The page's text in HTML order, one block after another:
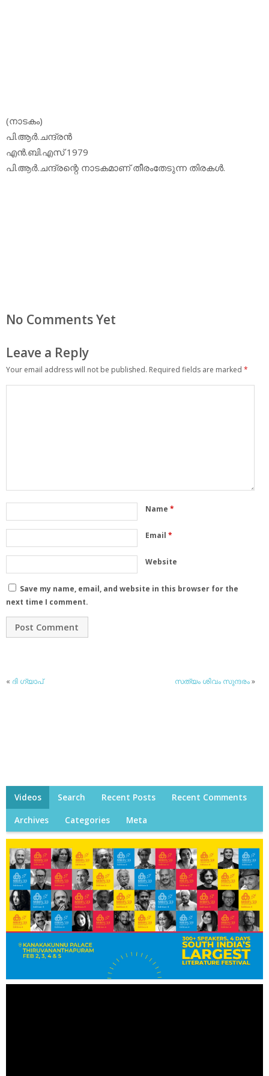
(നാടകം)
പി.ആര്‍.ചന്ദ്രന്‍
എന്‍.ബി.എസ് 1979
പി.ആര്‍.ചന്ദ്രന്റെ നാടകമാണ് തീരംതേടുന്ന തിരകള്‍.
No Comments Yet
Leave a Reply
Your email address will not be published. Required fields are marked *
Name *
Email *
Website
Save my name, email, and website in this browser for the
next time I comment.
« ദി ഗ്യാപ് സത്യം ശിവം സുന്ദരം»
Videos Search Recent Posts Recent Comments
Archives Categories Meta